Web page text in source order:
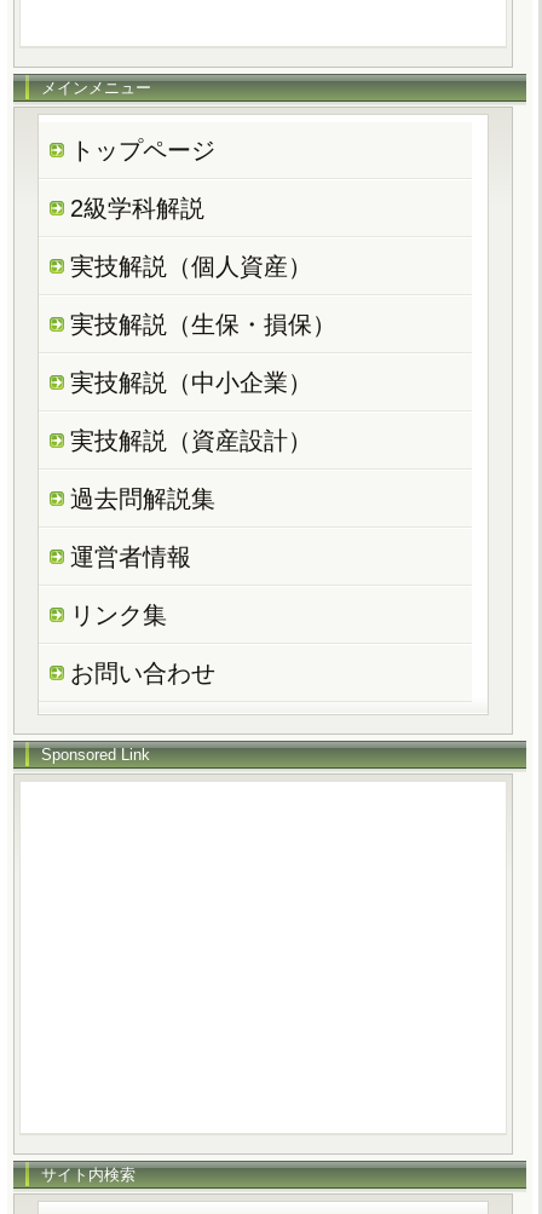
メインメニュー
トップページ
2級学科解説
実技解説（個人資産）
実技解説（生保・損保）
実技解説（中小企業）
実技解説（資産設計）
過去問解説集
運営者情報
リンク集
お問い合わせ
Sponsored Link
サイト内検索